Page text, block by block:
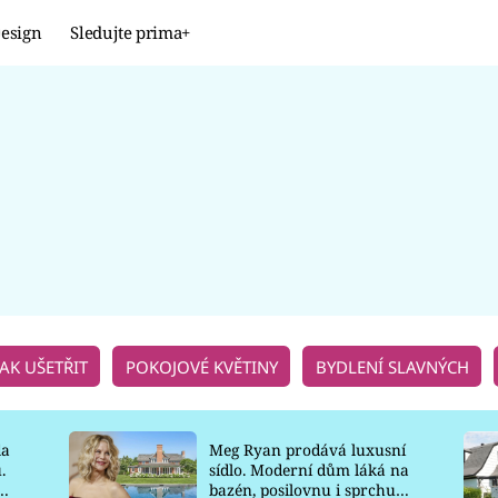
Sledujte prima+
UŠETŘIT POKOJOVÉ KVĚTINY BYDLENÍ SLAVNÝCH
Meg Ryan prodává luxusní
sídlo. Moderní dům láká na
bazén, posilovnu i sprchu